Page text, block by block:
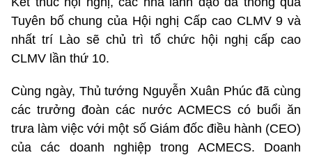
Tuyên bố chung của Hội nghị Cấp cao CLMV 9 và
nhất trí Lào sẽ chủ trì tổ chức hội nghị cấp cao
CLMV lần thứ 10.
Cùng ngày, Thủ tướng Nguyễn Xuân Phúc đã cùng
các trưởng đoàn các nước ACMECS có buổi ăn
trưa làm việc với một số Giám đốc điều hành (CEO)
của các doanh nghiệp trong ACMECS. Doanh